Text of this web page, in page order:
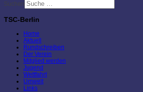
Suchen
TSC-Berlin
Home
Aktuell
Rundschreiben
Der Verein
Mitglied werden
Jugend
Wettfahrt
Umwelt
Links